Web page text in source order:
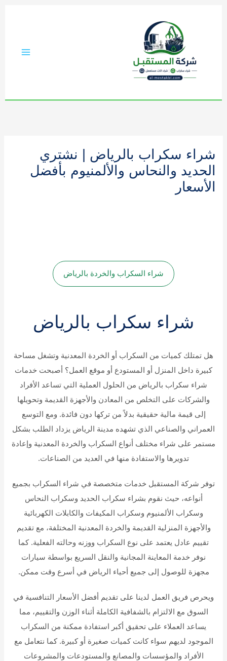
شراء سكراب بالرياض | نشتري
الحديد والنحاس والألمنيوم بأفضل
الأسعار
شراء السكراب والخردة بالرياض
شراء سكراب بالرياض
هل تمتلك كميات من السكراب أو الخردة المعدنية وتشغل مساحة
كبيرة داخل المنزل أو المستودع أو موقع العمل؟ أصبحت خدمات
شراء سكراب بالرياض من الحلول العملية التي تساعد الأفراد
والشركات على التخلص من المعادن والأجهزة القديمة وتحويلها
إلى قيمة مالية حقيقية بدلاً من تركها دون فائدة. ومع التوسع
العمراني والصناعي الذي تشهده مدينة الرياض يزداد الطلب بشكل
مستمر على شراء مختلف أنواع السكراب والخردة المعدنية وإعادة
تدويرها والاستفادة منها في العديد من الصناعات.
توفر شركة المستقبل خدمات متخصصة في شراء السكراب بجميع
أنواعه، حيث نقوم بشراء سكراب الحديد وسكراب النحاس
وسكراب الألمنيوم وسكراب المكيفات والكابلات الكهربائية
والأجهزة المنزلية القديمة والخردة المعدنية المختلفة، مع تقديم
تقييم عادل يعتمد على نوع السكراب ووزنه وحالته الفعلية. كما
نوفر خدمة المعاينة المجانية والنقل السريع بواسطة سيارات
مجهزة للوصول إلى جميع أحياء الرياض في أسرع وقت ممكن.
ويحرص فريق العمل لدينا على تقديم أفضل الأسعار التنافسية في
السوق مع الالتزام بالشفافية الكاملة أثناء الوزن والتقييم، مما
يساعد العملاء على تحقيق أكبر استفادة ممكنة من السكراب
الموجود لديهم سواء كانت كميات صغيرة أو كبيرة. كما نتعامل مع
الأفراد والمؤسسات والمصانع والمستودعات والمشروعات